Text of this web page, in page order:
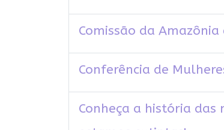
Comissão da
Conferência de
Conheça a história